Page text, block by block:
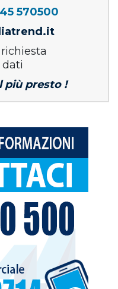
570500
più presto !